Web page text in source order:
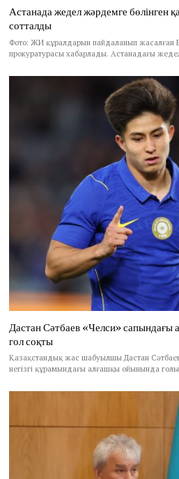
Астанада жедел жәрдемге
сотталды
Фото: ЖИ құралдарын пайдаланып жасалған
прокуратурасы хабарлады. Астанадағы
Дастан Сәтбаев «Челси»
гол соқты
Қазақстандық жас шабуылшы Дастан
негізгі құрамындағы алғашқы ойынында